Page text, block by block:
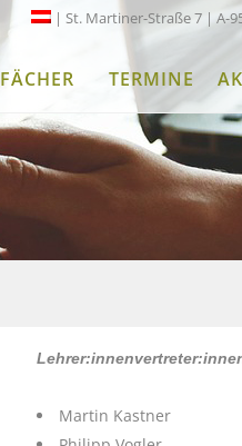
| St. Martiner-Straße 7 | A-
FÄCHER TERMINE
Martin Kastner